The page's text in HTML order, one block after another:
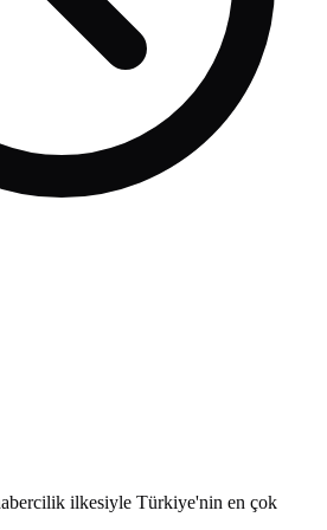
ilkesiyle Türkiye'nin en çok